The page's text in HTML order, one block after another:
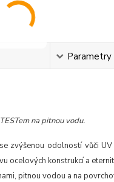
Parametry
na pitnou vodu.
zvýšenou odolností vůči
ocelových konstrukcí a
pitnou vodou a na